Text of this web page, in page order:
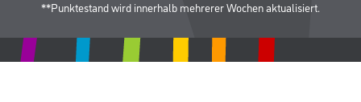
**Punktestand wird innerhalb mehrerer Wochen aktualisiert.